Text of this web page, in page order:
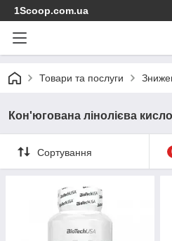
1Scoop.com.ua
Товари та послуги
Кон'югована лінолієва
Сортування